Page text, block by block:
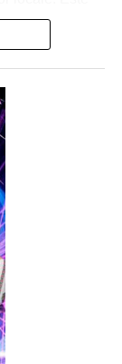
care parcă nu
sunt
care ne
ce ne
„Zilele
unde se
pentru a ieși